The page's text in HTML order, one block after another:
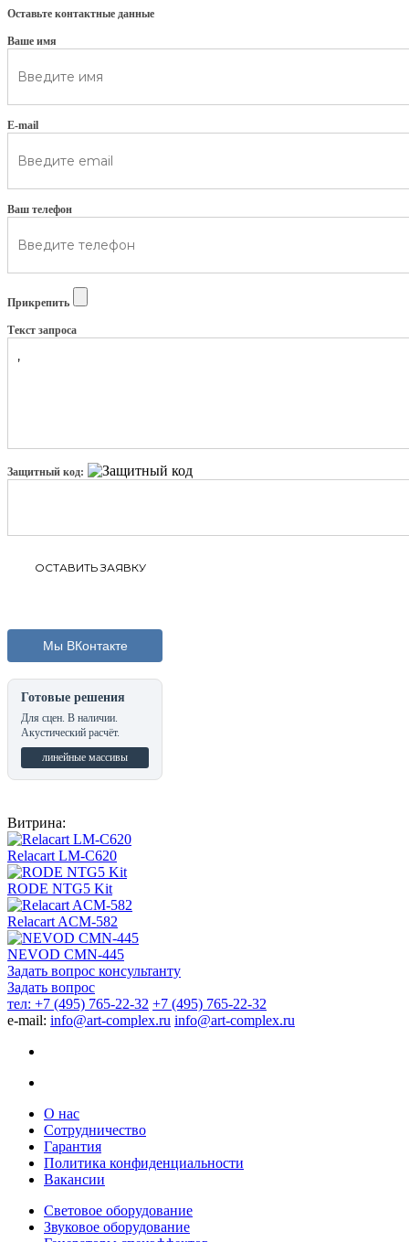
Оставьте контактные данные
Ваше имя
E-mail
Ваш телефон
Прикрепить
Текст запроса
Защитный код:
Мы ВКонтакте
Готовые решения
Для сцен. В наличии.
Акустический расчёт.
линейные массивы
Витрина:
Relacart LM-C620
RODE NTG5 Kit
Relacart ACM-582
NEVOD CMN-445
Задать вопрос консультанту
Задать вопрос
тел: +7 (495) 765-22-32 +7 (495) 765-22-32
e-mail: info@art-complex.ru info@art-complex.ru
О нас
Сотрудничество
Гарантия
Политика конфиденциальности
Вакансии
Световое оборудование
Звуковое оборудование